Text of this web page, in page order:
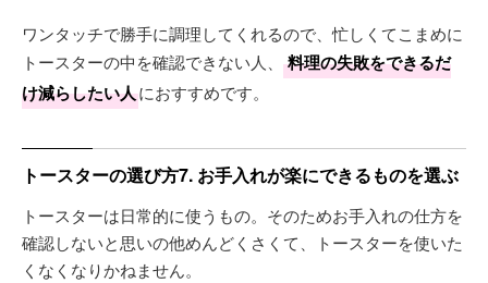
ワンタッチで勝手に調理してくれるので、忙しくてこまめに
トースターの中を確認できない人、
料理の失敗をできるだ
け減らしたい人におすすめです。
トースターの選び方7. お手入れが楽にできるものを選ぶ
トースターは日常的に使うもの。そのためお手入れの仕方を
確認しないと思いの他めんどくさくて、トースターを使いた
くなくなりかねません。